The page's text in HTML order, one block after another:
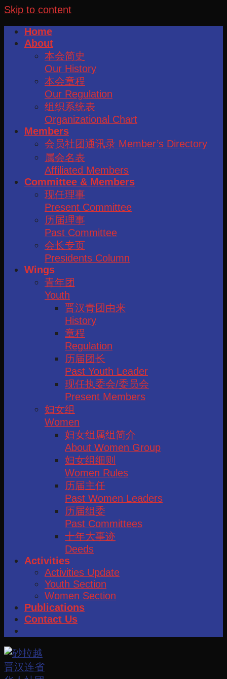
Skip to content
Home
About
本会简史
Our History
本会章程
Our Regulation
组织系统表
Organizational Chart
Members
会员社团通讯录 Member’s Directory
属会名表
Affiliated Members
Committee & Members
现任理事
Present Committee
历届理事
Past Committee
会长专页
Presidents Column
Wings
青年团
Youth
晋汉青团由来
History
章程
Regulation
历届团长
Past Youth Leader
现任执委会/委员会
Present Members
妇女组
Women
妇女组属组简介
About Women Group
妇女组细则
Women Rules
历届主任
Past Women Leaders
历届组委
Past Committees
十年大事迹
Deeds
Activities
Activities Update
Youth Section
Women Section
Publications
Contact Us